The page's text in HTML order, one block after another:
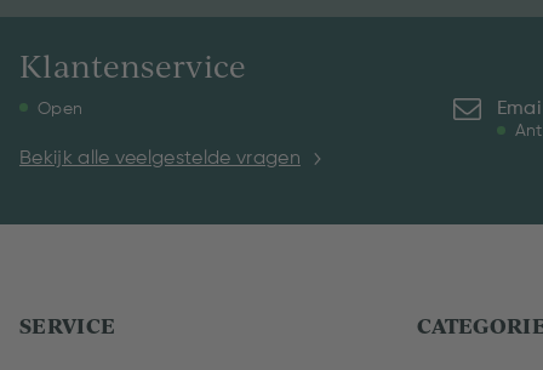
Klantenservice
Open
Bekijk alle veelgestelde vragen
SERVICE